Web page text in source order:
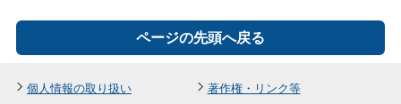
ページの先頭へ戻る
個人情報の取り扱い
著作権・リンク等